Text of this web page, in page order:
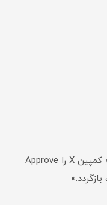
«پیشنهاد می‌کنیم بودجه کمپین X را Approve